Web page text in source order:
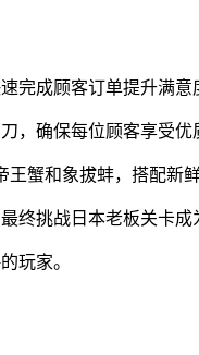
完成顾客订单提升满
，确保每位顾客享受优
蟹和象拔蚌，搭配新
终挑战日本老板关卡成
玩家。